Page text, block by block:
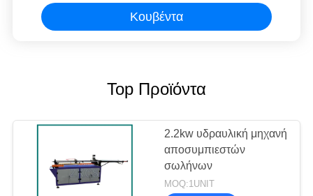
Κουβέντα
Top Προϊόντα
2.2kw υδραυλική μηχανή
αποσυμπιεστών
σωλήνων
MOQ:1UNIT